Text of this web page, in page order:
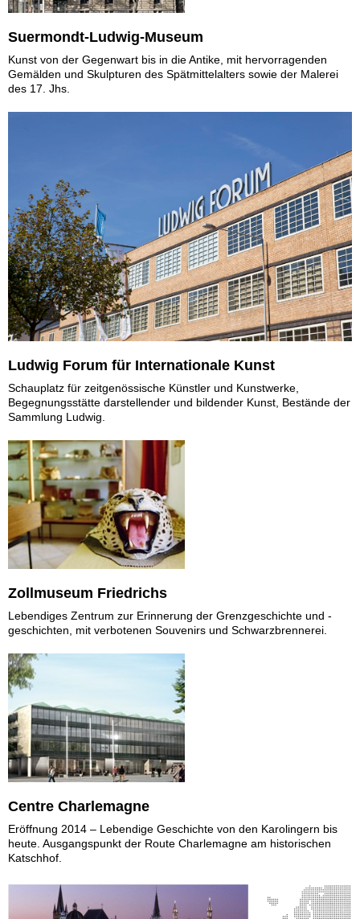
Suermondt-Ludwig-Museum
Kunst von der Gegenwart bis in die Antike, mit hervorragenden
Gemälden und Skulpturen des Spätmittelalters sowie der Malerei
des 17. Jhs.
Ludwig Forum für Internationale Kunst
Schauplatz für zeitgenössische Künstler und Kunstwerke,
Begegnungsstätte darstellender und bildender Kunst, Bestände der
Sammlung Ludwig.
Zollmuseum Friedrichs
Lebendiges Zentrum zur Erinnerung der Grenzgeschichte und -
geschichten, mit verbotenen Souvenirs und Schwarzbrennerei.
Centre Charlemagne
Eröffnung 2014 – Lebendige Geschichte von den Karolingern bis
heute. Ausgangspunkt der Route Charlemagne am historischen
Katschhof.